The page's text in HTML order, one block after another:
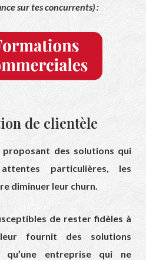
sur tes concurrents) :
de clientèle
proposant des solutions qui
particulières, les
diminuer leur churn.
de rester fidèles à
fournit des solutions
qu’une entreprise qui ne